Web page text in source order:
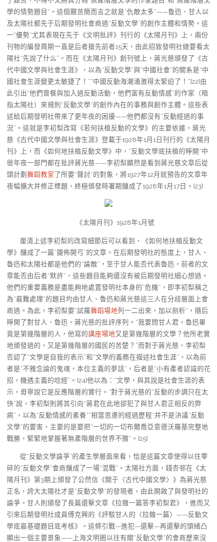
學的情勢題目”。這個艱苦簡而言之就是“仇敵太多”——魯迅、甘人以
及太陽社都先于后期發明社會商過“反動文學”的創作主體和情勢。這
一“優勢”尤其表現在先于《文明批評》刊行的《太陽月刊》上，兩份
刊物的編發周期一直是后者搶先前者15天，由此招致發明社總要看太
陽社“先說了什么”。而在《太陽月刊》創刊號上，蔣光慈頒發了《古
代中國文學與社會生涯》，以為“反動文學”與“中國社會”的關系是“中
國社會生涯變更太敏捷了！”“中國反動海潮涌激得太緊迫了！”[22]由
此引出“他們曾餐與加入過反動活動，他們富有反動情感”的作家（暗
指太陽社）來規則“反動文學”的創作內在的事務與創作主體。這些表
述給后期發明社帶來了更年夜的困擾——他們都沒有“反動經過的事
況”。這就是李初梨改寫《若何扶植反動的文學》的主要依據，蔣光
慈《古代中國文學與社會生涯》登載于1928年1月1日刊行的《太陽月
刊》上，而《如何地扶植反動文學》中，“反動文學底扶植的睜開”中
很年夜一部門都在批評蔣光慈——李初梨顯然是看到蔣光慈文章后從
頭計劃 舞蹈教室了所要“聲討”的對象，將1927年12月就預告的文章年
夜幅擴大并修正標題，終極頒發時署期釀成了1928年1月17日。[23]
《太陽月刊》1928年1月號
厘清上述李初梨的改寫細節后可以看到，《如何地扶植反動文
學》釀成了一篇“擺佈開弓”的文章。在后期發明社的態度上，甘人、
魯迅和太陽社都是他們的“論敵”，至于甘人能否代表魯迅，前者的文
章能否由后者“默許”，這些題目能夠還沒有被后期發明社細心想過。
他們的重要義務是盡能夠地處置發明社本身的“危機”，即李初梨稱之
為“最難處理”的題目均由甘人、魯迅和蔣光慈這三人在分歧層面上會
商過。為此，李初梨要“試羅舞蹈場地列一二出來，加以剖析”，隨后
睜開了對甘人、魯迅、蔣光慈的批評序列。“我要問甘人君，魯迅畢
竟是第幾階層的人，他寫的講座場地又是第幾階層的文學？他所老實
地頒發過的，又是第幾階層的國民的苦楚？”而對于蔣光慈，李初梨
否認了“文學是自我的表示”和“文學的義務在描述社會生涯”，以為前
者是“不雅念論的鬼魂，本位主義的夢話”，后者是“小有產者認識的花
招，機遇主義的唸經”。[24]他以為：“文學，與其說是社會生涯的表
示，毋寧說它是反應階層的實行。”對于蔣光慈的“反動的步調只在太
快”說，李初梨則將其引向“蔣君在此地卻犯了與甘人君正相反的弊
病”，以為“反動情感的素養”“相當思慮的經過歷程”并不是決議“反動
文學”的要害，主要的是要把“一切的一切布爾喬亞意德沃羅基完整地
戰勝，緊緊地掌握著無產階層的世界不雅”。[25]
從“反動文學論爭”的產生學層面來看，恰是這篇文章使得以往零
碎的“反動文學”會商釀成了一場“混戰”。太陽社方面，錢杏邨在《太
陽月刊》第3期上頒發了公然信《關于〈古代中國文學〉》為蔣光慈
正名，誇大太陽社才是“反動文學”的發現者，由此開啟了與發明社的
論爭。甘人則頒發了長篇還擊文章《拉雜一篇答李初梨君》，進而又
引來后期發明社成員傅克興的《評駁甘人的〈拉雜一篇〉——反動文
學底最基礎題目底考核》。這條引戰—進犯—還擊—再還擊的頭緒凸
顯出一個主要景象——上海文明圈以往有關“反動文學”的會商歷來沒